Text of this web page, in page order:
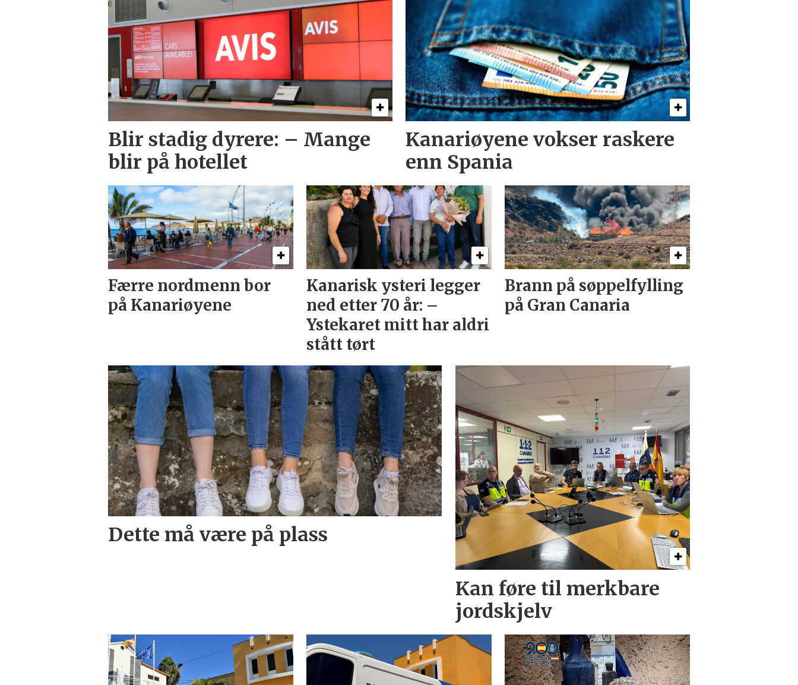
Blir stadig dyrere: – Mange
blir på hotellet
Kanariøyene vokser raskere
enn Spania
Færre nordmenn bor
på Kanariøyene
Kanarisk ysteri legger
ned etter 70 år: –
Ystekaret mitt har aldri
stått tørt
Brann på søppelfylling
på Gran Canaria
Dette må være på plass
Kan føre til merkbare
jordskjelv